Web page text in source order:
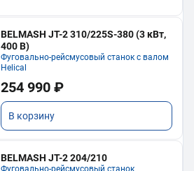
BELMASH JT-2 310/225S-380 (3 кВт,
400 В)
Фуговально-рейсмусовый станок с валом
Helical
254 990 ₽
В корзину
BELMASH JT-2 204/210
Фуговально-рейсмусовый станок